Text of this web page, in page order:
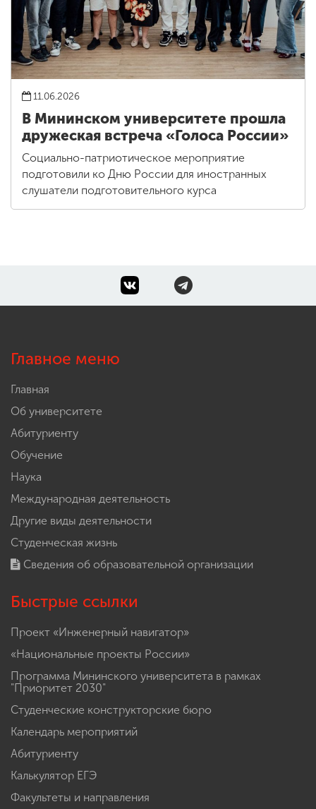
11.06.2026
В Мининском университете прошла
дружеская встреча «Голоса России»
Социально-патриотическое мероприятие
подготовили ко Дню России для иностранных
слушатели подготовительного курса
Главное меню
Главная
Об университете
Абитуриенту
Обучение
Наука
Международная деятельность
Другие виды деятельности
Студенческая жизнь
Сведения об образовательной организации
Быстрые ссылки
Проект «Инженерный навигатор»
«Национальные проекты России»
Программа Мининского университета в рамках
"Приоритет 2030"
Студенческие конструкторские бюро
Календарь мероприятий
Абитуриенту
Калькулятор ЕГЭ
Факультеты и направления